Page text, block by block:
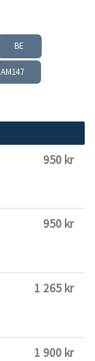
BE
AM147
950 kr
950 kr
1 265 kr
1 900 kr